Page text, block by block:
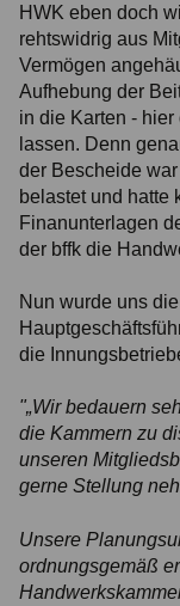
HWK eben doch
rehtswidrig aus
Vermögen
Aufhebung der
in die Karten -
lassen. Denn
der Bescheide
belastet und hatte
Finanunterlagen
der bffk die
Nun wurde uns
die
"„Wir bedauern
die Kammern zu
unseren
gerne Stellung
Unsere
ordnungsgemäß